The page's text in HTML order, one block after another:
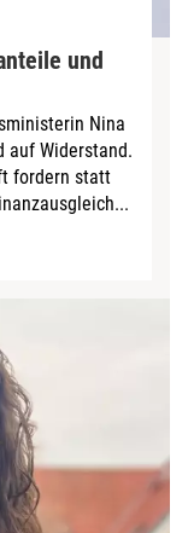
und
Nina
auf Widerstand.
fordern statt